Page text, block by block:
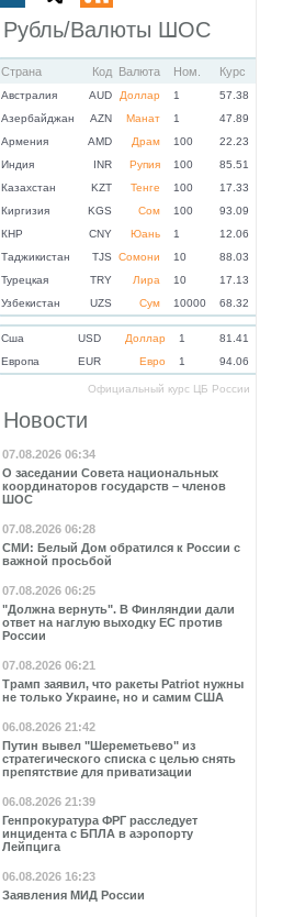
Рубль/Валюты ШОС
Страна Код Валюта Ном. Курс
Австралия AUD Доллар 1
57.38
Азербайджан
AZN Манат 1
47.89
Армения
AMD Драм 100
22.23
Индия
INR Рупия 100
85.51
Казахстан
KZT Тенге 100
17.33
Киргизия
KGS Сом 100
93.09
КНР
CNY Юань 1
12.06
Таджикистан
TJS Сомони 10
88.03
Турецкая
TRY Лира 10
17.13
Узбекистан
UZS Сум 10000 68.32
Cша USD Доллар 1
81.41
Eвропа
EUR Евро 1 94.06
Официальный курс ЦБ России
Новости
07.08.2026 06:34
О заседании Совета национальных
координаторов государств – членов
ШОС
07.08.2026 06:28
СМИ: Белый Дом обратился к России с
важной просьбой
07.08.2026 06:25
"Должна вернуть". В Финляндии дали
ответ на наглую выходку ЕС против
России
07.08.2026 06:21
Трамп заявил, что ракеты Patriot нужны
не только Украине, но и самим США
06.08.2026 21:42
Путин вывел "Шереметьево" из
стратегического списка с целью снять
препятствие для приватизации
06.08.2026 21:39
Генпрокуратура ФРГ расследует
инцидента с БПЛА в аэропорту
Лейпцига
06.08.2026 16:23
Заявления МИД России